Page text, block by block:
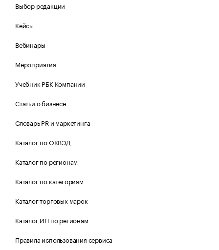
Выбор редакции
Кейсы
Вебинары
Мероприятия
Учебник РБК Компании
Статьи о бизнесе
Словарь PR и маркетинга
Каталог по ОКВЭД
Каталог по регионам
Каталог по категориям
Каталог торговых марок
Каталог ИП по регионам
Правила использования сервиса